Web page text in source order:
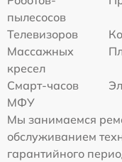
пылесосов
Телевизоров
Массажных
кресел
Смарт-часов
МФУ
Мы занимаемся
обслуживанием
гарантийного